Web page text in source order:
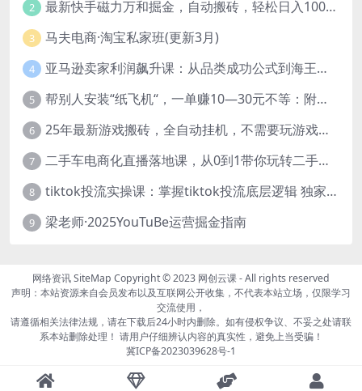
2 最新快手磁力万和掘金，自动搬砖，轻松日入100-200，操作简单
3 马夫电商·淘宝私家班(更新3月)
4 亚马逊卖家利润飙升课：从品类成功公式到海王打法，让每个SKU都成爆款一路飙升(更新26年3月
5 帮别人安装“纸飞机“，一单赚10—30元不等：附：免费节点
6 25年最新游戏搬砖，全自动挂机，不需要玩游戏，单手机操作日入300+
7 二手车电商化直播落地课，从0到1带你玩转二手车直播
8 tiktok投流实操课：掌握tiktok投流底层逻辑 独家TK投流玩法
9 梁老师·2025YouTuBe运营掘金指南
网络资讯SiteMap Copyright © 2023 网创云课- All rights reserved
声明：本站资源来自会员发布以及互联网公开收集，不代表本站立场，仅限学习
交流使用，
请遵循相关法律法规，请在下载后24小时内删除。如有侵权争议、不妥之处请联
系本站删除处理！ 请用户仔细辨认内容的真实性，避免上当受骗！
冀ICP备2023039628号-1